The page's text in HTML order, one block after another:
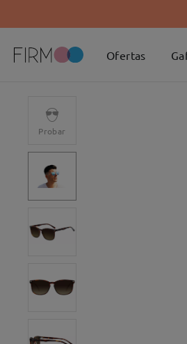
Ofertas
Probar